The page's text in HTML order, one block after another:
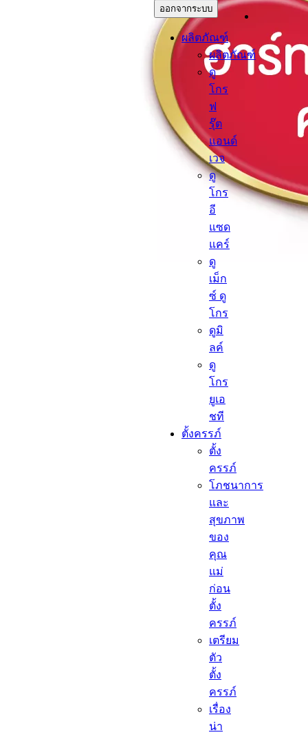
ออกจากระบบ
ผลิตภัณฑ์
ผลิตภัณฑ์
ดู
โกร
ฟ
รุ๊ต
แอนด์
เวจ
ดู
โกร
อี
แซด
แคร์
ดู
เม็ก
ซ์ ดู
โกร
ดูมิ
ลค์
ดู
โกร
ยูเอ
ชที
ตั้งครรภ์​
ตั้ง
ครรภ์​
โภชนาการ
และ
สุขภาพ
ของ
คุณ
แม่
ก่อน
ตั้ง
ครรภ์
เตรียม
ตัว
ตั้ง
ครรภ์
เรื่อง
น่า